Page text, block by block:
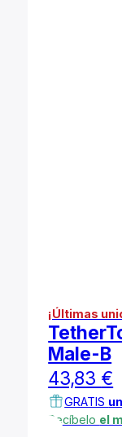
¡Últimas
Male-B
43,83 €
GRATIS
Recíbelo el